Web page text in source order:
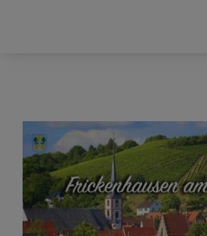
Bürgerservice
Einrichtungen der